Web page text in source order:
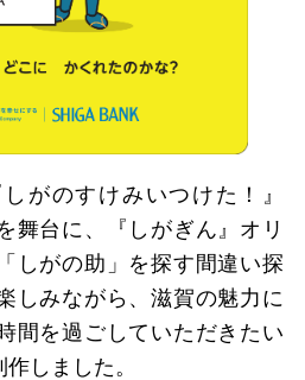
がのすけみいつけた！』
舞台に、『しがぎん』オリ
しがの助」を探す間違い探
しみながら、滋賀の魅力に
間を過ごしていただきたい
しました。